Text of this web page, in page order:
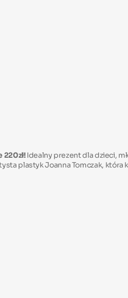
Idealny prezent dla dzieci,
plastyk Joanna Tomczak, która